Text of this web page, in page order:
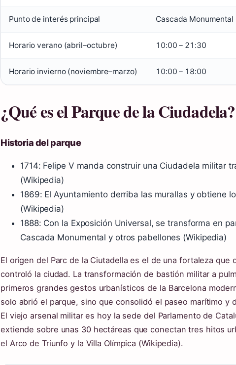
Punto de interés principal Cascada Monumental
Horario verano (abril–octubre) 10:00 – 21:30
Horario invierno (noviembre–marzo) 10:00 – 18:00
¿Qué es el Parque de la Ciudadela?
Historia del parque
1714: Felipe V manda construir una Ciudadela militar
(Wikipedia)
1869: El Ayuntamiento derriba las murallas y obtiene
(Wikipedia)
1888: Con la Exposición Universal, se transforma en
Cascada Monumental y otros pabellones (Wikipedia)
El origen del Parc de la Ciutadella es el de una fortaleza que
controló la ciudad. La transformación de bastión militar a
primeros grandes gestos urbanísticos de la Barcelona
solo abrió el parque, sino que consolidó el paseo marítimo y
El viejo arsenal militar es hoy la sede del Parlamento de
extiende sobre unas 30 hectáreas que conectan tres hitos
el Arco de Triunfo y la Villa Olímpica (Wikipedia).